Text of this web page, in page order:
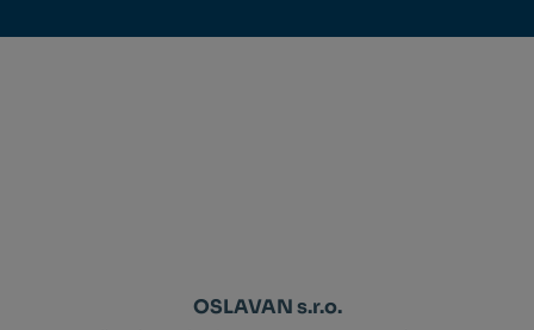
OSLAVAN s.r.o.